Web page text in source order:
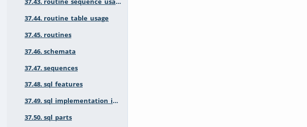
37.43. routine_sequence_usage
37.44. routine_table_usage
37.45. routines
37.46. schemata
37.47. sequences
37.48. sql_features
37.49. sql_implementation_info
37.50. sql_parts